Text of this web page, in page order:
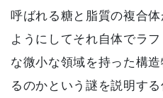
呼ばれる糖と脂質の複合
ようにしてそれ自体でラ
な微小な領域を持った構
るのかという謎を説明す